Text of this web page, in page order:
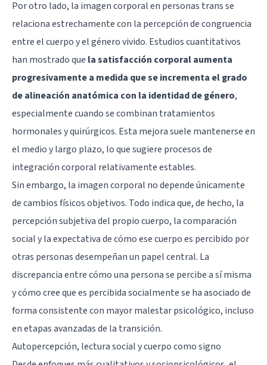
Por otro lado, la imagen corporal en personas trans se
relaciona estrechamente con la percepción de congruencia
entre el cuerpo y el género vivido. Estudios cuantitativos
han mostrado que la satisfacción corporal aumenta
progresivamente a medida que se incrementa el grado
de alineación anatómica con la identidad de género,
especialmente cuando se combinan tratamientos
hormonales y quirúrgicos. Esta mejora suele mantenerse en
el medio y largo plazo, lo que sugiere procesos de
integración corporal relativamente estables.
Sin embargo, la imagen corporal no depende únicamente
de cambios físicos objetivos. Todo indica que, de hecho, la
percepción subjetiva del propio cuerpo, la comparación
social y la expectativa de cómo ese cuerpo es percibido por
otras personas desempeñan un papel central. La
discrepancia entre cómo una persona se percibe a sí misma
y cómo cree que es percibida socialmente se ha asociado de
forma consistente con mayor malestar psicológico, incluso
en etapas avanzadas de la transición.
Autopercepción, lectura social y cuerpo como signo